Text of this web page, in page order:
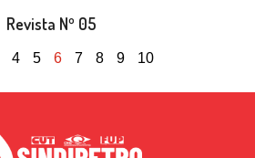
Revista Nº 05
4 5 6 7 8 9 10